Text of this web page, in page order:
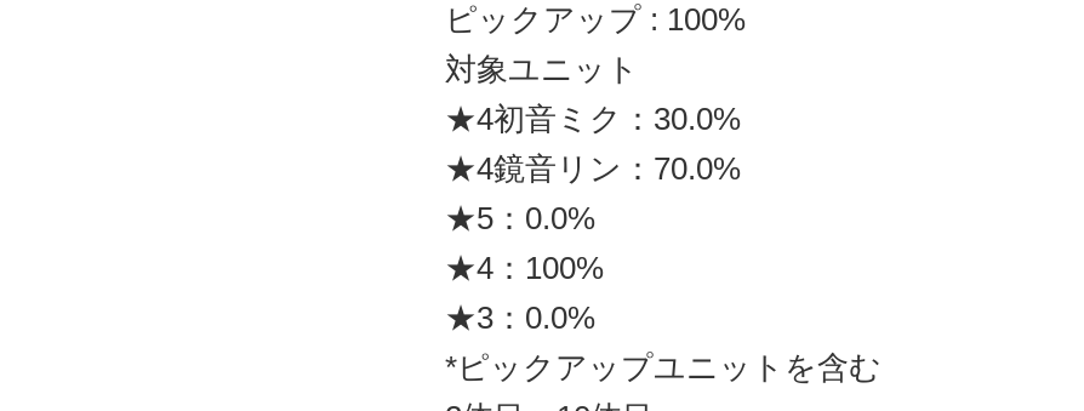
ピックアップ : 100%
対象ユニット
★4初音ミク：30.0%
★4鏡音リン：70.0%
★5：0.0%
★4：100%
★3：0.0%
*ピックアップユニットを含む